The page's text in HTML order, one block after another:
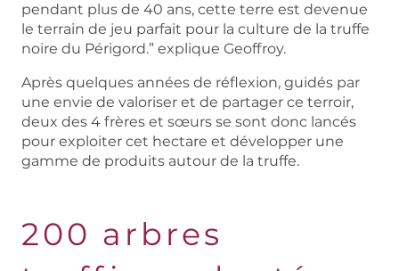
pendant plus de 40 ans, cette terre est devenue
le terrain de jeu parfait pour la culture de la truffe
noire du Périgord.” explique Geoffroy.
Après quelques années de réflexion, guidés par
une envie de valoriser et de partager ce terroir,
deux des 4 frères et sœurs se sont donc lancés
pour exploiter cet hectare et développer une
gamme de produits autour de la truffe.
200 arbres